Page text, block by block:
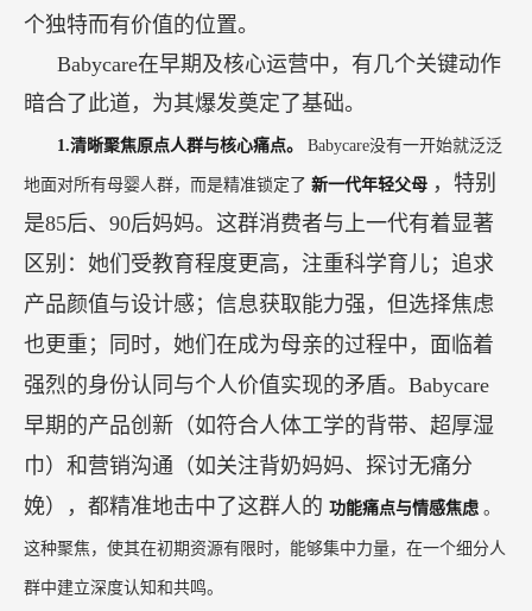
个独特而有价值的位置。
Babycare在早期及核心运营中，有几个关键动作
暗合了此道，为其爆发奠定了基础。
1.清晰聚焦原点人群与核心痛点。 Babycare没有一开始就泛泛
地面对所有母婴人群，而是精准锁定了 新一代年轻父母 ，特别
是85后、90后妈妈。这群消费者与上一代有着显著
区别：她们受教育程度更高，注重科学育儿；追求
产品颜值与设计感；信息获取能力强，但选择焦虑
也更重；同时，她们在成为母亲的过程中，面临着
强烈的身份认同与个人价值实现的矛盾。Babycare
早期的产品创新（如符合人体工学的背带、超厚湿
巾）和营销沟通（如关注背奶妈妈、探讨无痛分
娩），都精准地击中了这群人的 功能痛点与情感焦虑 。
这种聚焦，使其在初期资源有限时，能够集中力量，在一个细分人
群中建立深度认知和共鸣。